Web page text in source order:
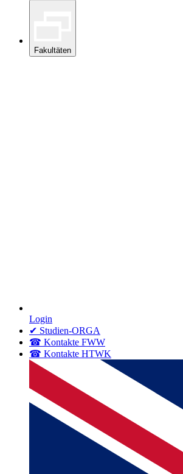
Fakultäten
Login
✔ Studien-ORGA
☎ Kontakte FWW
☎ Kontakte HTWK